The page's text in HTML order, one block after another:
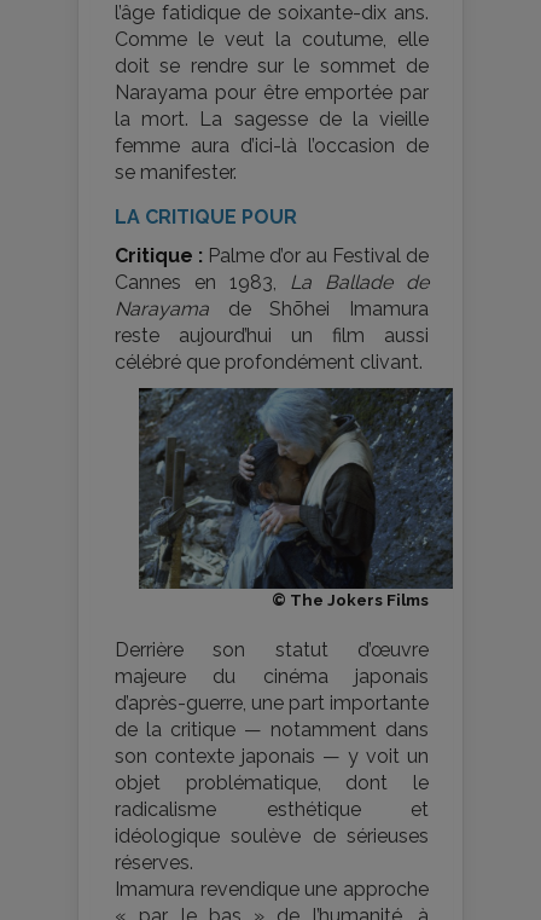
l’âge fatidique de soixante-dix ans.
Comme le veut la coutume, elle
doit se rendre sur le sommet de
Narayama pour être emportée par
la mort. La sagesse de la vieille
femme aura d’ici-là l’occasion de
se manifester.
LA CRITIQUE POUR
Critique : Palme d’or au Festival de
Cannes en 1983, La Ballade de
Narayama de Shōhei Imamura
reste aujourd’hui un film aussi
célébré que profondément clivant.
© The Jokers Films
Derrière son statut d’œuvre
majeure du cinéma japonais
d’après-guerre, une part importante
de la critique — notamment dans
son contexte japonais — y voit un
objet problématique, dont le
radicalisme esthétique et
idéologique soulève de sérieuses
réserves.
Imamura revendique une approche
« par le bas » de l’humanité, à